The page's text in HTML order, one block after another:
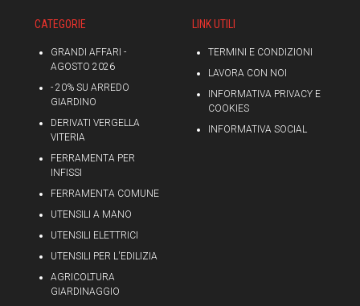
CATEGORIE
GRANDI AFFARI -
AGOSTO 2026
- 20% SU ARREDO
GIARDINO
DERIVATI VERGELLA
VITERIA
FERRAMENTA PER
INFISSI
FERRAMENTA COMUNE
UTENSILI A MANO
UTENSILI ELETTRICI
UTENSILI PER L'EDILIZIA
AGRICOLTURA
GIARDINAGGIO
LINK UTILI
TERMINI E CONDIZIONI
LAVORA CON NOI
INFORMATIVA PRIVACY E
COOKIES
INFORMATIVA SOCIAL